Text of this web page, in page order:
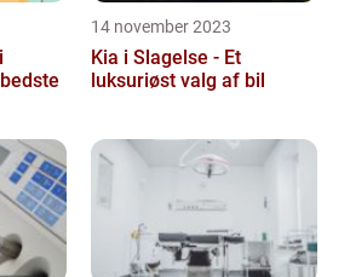
14 november 2023
Kia i Slagelse - Et
luksuriøst valg af bil